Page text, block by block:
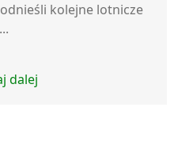
odnieśli kolejne lotnicze
dalej